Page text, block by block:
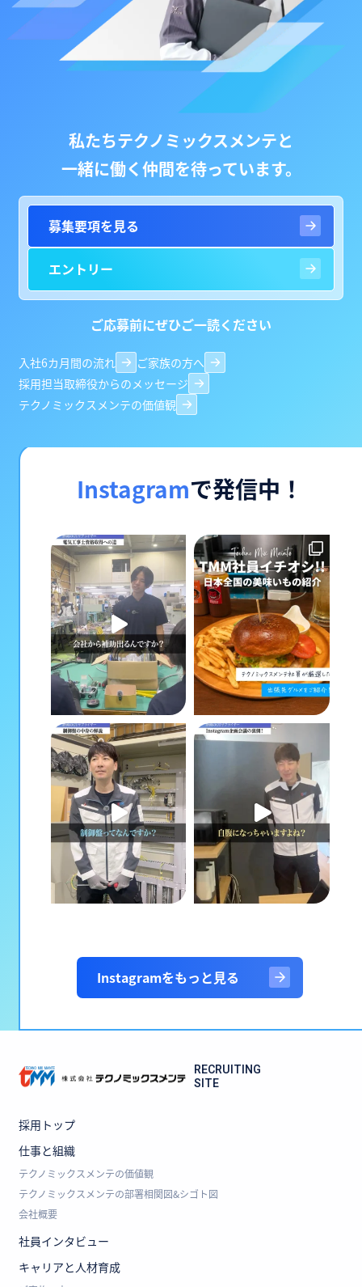
私たちテクノミックスメンテと
一緒に働く仲間を待っています。
募集要項を見る
エントリー
ご応募前にぜひご一読ください
入社6カ月間の流れ
ご家族の方へ
採用担当取締役からのメッセージ
テクノミックスメンテの価値観
Instagramで発信中！
Instagramをもっと見る
RECRUITING
SITE
採用トップ
仕事と組織
テクノミックスメンテの価値観
テクノミックスメンテの部署相関図&シゴト図
会社概要
社員インタビュー
キャリアと人材育成